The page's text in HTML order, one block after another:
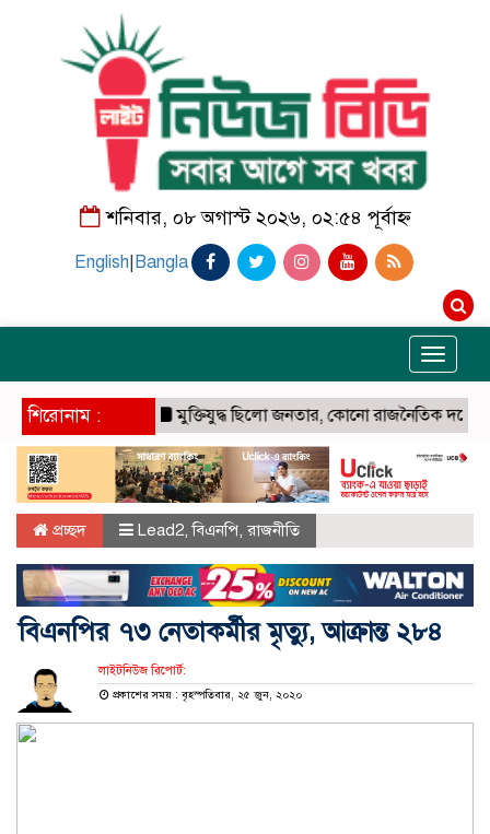
শনিবার, ০৮ অগাস্ট ২০২৬, ০২:৫৪ পূর্বাহ্ন
English Bangla
Toggle
শিরোনাম : মুক্তিযুদ্ধ ছিলো জনতার, কোনো রাজনৈতিক দলের নয়:
প্রচ্ছদ Lead2,বিএনপি, রাজনীতি
বিএনপির ৭৩ নেতাকর্মীর মৃত্যু, আক্রান্ত ২৮৪
লাইটনিউজ রিপোর্ট:
প্রকাশের সময় : বৃহস্পতিবার, ২৫ জুন, ২০২০